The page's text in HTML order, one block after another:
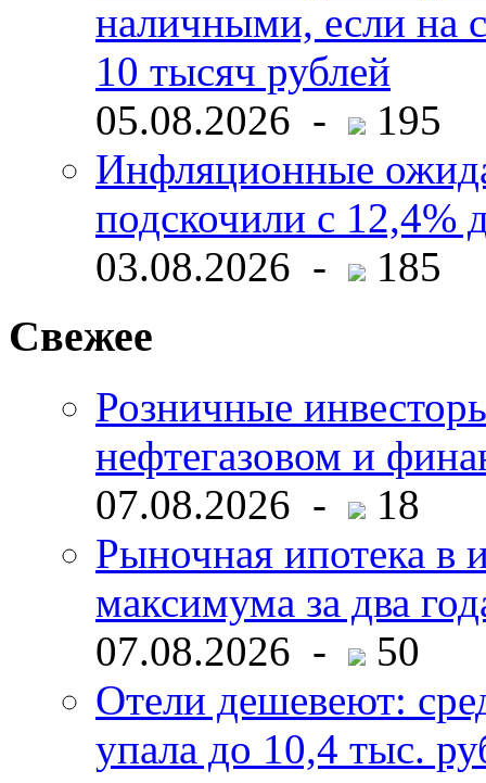
наличными, если на
10 тысяч рублей
05.08.2026 -
195
Инфляционные
подскочили с 12,4%
03.08.2026 -
185
Свежее
Розничные
нефтегазовом и
07.08.2026 -
18
Рыночная ипотека в
максимума за два
07.08.2026 -
50
Отели дешевеют:
упала до 10,4 тыс.